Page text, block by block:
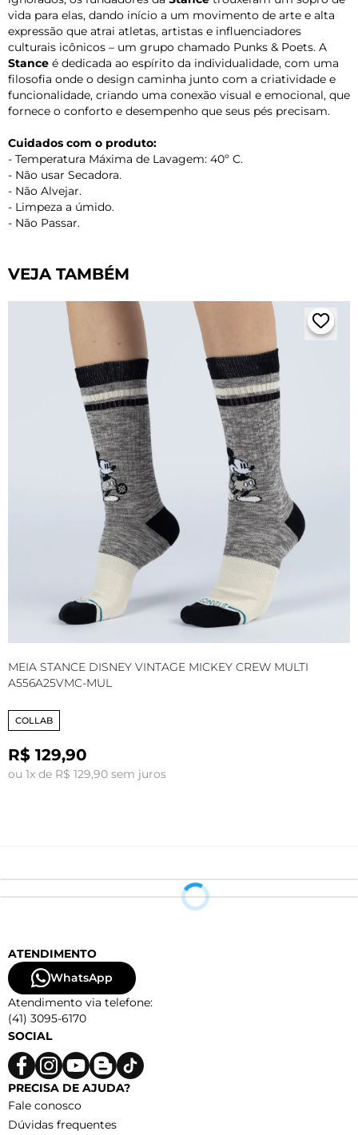
vida para elas, dando início a um movimento de arte e alta
expressão que atrai atletas, artistas e influenciadores
culturais icônicos – um grupo chamado Punks & Poets. A
Stance é dedicada ao espírito da individualidade, com uma
filosofia onde o design caminha junto com a criatividade e
funcionalidade, criando uma conexão visual e emocional, que
fornece o conforto e desempenho que seus pés precisam.
Cuidados com o produto:
- Temperatura Máxima de Lavagem: 40º C.
- Não usar Secadora.
- Não Alvejar.
- Limpeza a úmido.
- Não Passar.
VEJA TAMBÉM
MEIA STANCE DISNEY VINTAGE MICKEY CREW MULTI
A556A25VMC-MUL
COLLAB
R$ 129,90
ou 1x de R$ 129,90 sem juros
ATENDIMENTO
WhatsApp
Atendimento via telefone:
(41) 3095-6170
SOCIAL
PRECISA DE AJUDA?
Fale conosco
Dúvidas frequentes